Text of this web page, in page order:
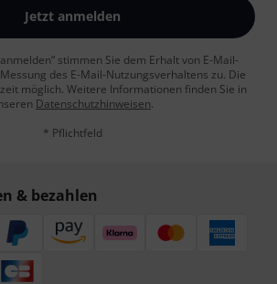
Jetzt anmelden
stimmen Sie dem Erhalt von E-Mail-
des E-Mail-Nutzungsverhaltens zu. Die
möglich. Weitere Informationen finden Sie in
Datenschutzhinweisen.
* Pflichtfeld
& bezahlen